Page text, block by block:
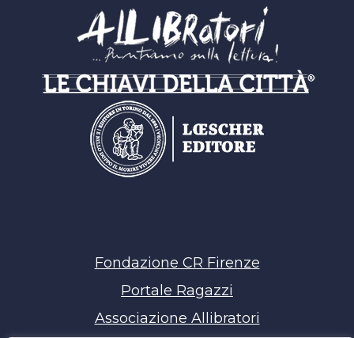
Fondazione CR Firenze
Portale Ragazzi
Associazione Allibratori